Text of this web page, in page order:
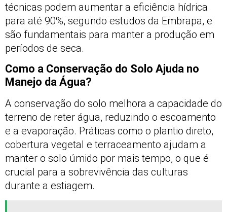
técnicas podem aumentar a eficiência hídrica
para até 90%, segundo estudos da Embrapa, e
são fundamentais para manter a produção em
períodos de seca.
Como a Conservação do Solo Ajuda no
Manejo da Água?
A conservação do solo melhora a capacidade do
terreno de reter água, reduzindo o escoamento
e a evaporação. Práticas como o plantio direto,
cobertura vegetal e terraceamento ajudam a
manter o solo úmido por mais tempo, o que é
crucial para a sobrevivência das culturas
durante a estiagem.